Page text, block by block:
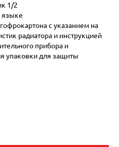
1/2
языке
с указанием на
радиатора и инструкцией
прибора и
упаковки для защиты